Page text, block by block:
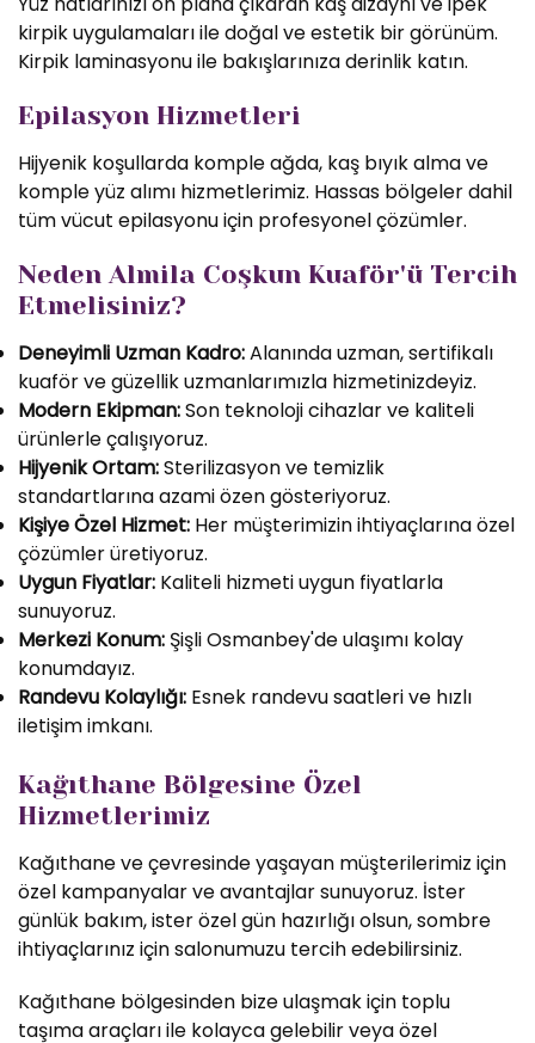
kirpik uygulamaları ile doğal ve estetik bir görünüm.
Kirpik laminasyonu ile bakışlarınıza derinlik katın.
Epilasyon Hizmetleri
Hijyenik koşullarda komple ağda, kaş bıyık alma ve
komple yüz alımı hizmetlerimiz. Hassas bölgeler dahil
tüm vücut epilasyonu için profesyonel çözümler.
Neden Almila Coşkun Kuaför'ü Tercih
Etmelisiniz?
Deneyimli Uzman Kadro:Alanında uzman, sertifikalı
kuaför ve güzellik uzmanlarımızla hizmetinizdeyiz.
Modern Ekipman:Son teknoloji cihazlar ve kaliteli
ürünlerle çalışıyoruz.
Hijyenik Ortam:Sterilizasyon ve temizlik
standartlarına azami özen gösteriyoruz.
Kişiye Özel Hizmet: Her müşterimizin ihtiyaçlarına özel
çözümler üretiyoruz.
Uygun Fiyatlar: Kaliteli hizmeti uygun fiyatlarla
sunuyoruz.
Merkezi Konum: Şişli Osmanbey'de ulaşımı kolay
konumdayız.
Randevu Kolaylığı: Esnek randevu saatleri ve hızlı
iletişim imkanı.
Kağıthane Bölgesine Özel
Hizmetlerimiz
Kağıthane ve çevresinde yaşayan müşterilerimiz için
özel kampanyalar ve avantajlar sunuyoruz. İster
günlük bakım, ister özel gün hazırlığı olsun, sombre
ihtiyaçlarınız için salonumuzu tercih edebilirsiniz.
Kağıthane bölgesinden bize ulaşmak için toplu
taşıma araçları ile kolayca gelebilir veya özel